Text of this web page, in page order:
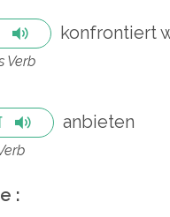
konfrontiert
Verb
anbieten
: